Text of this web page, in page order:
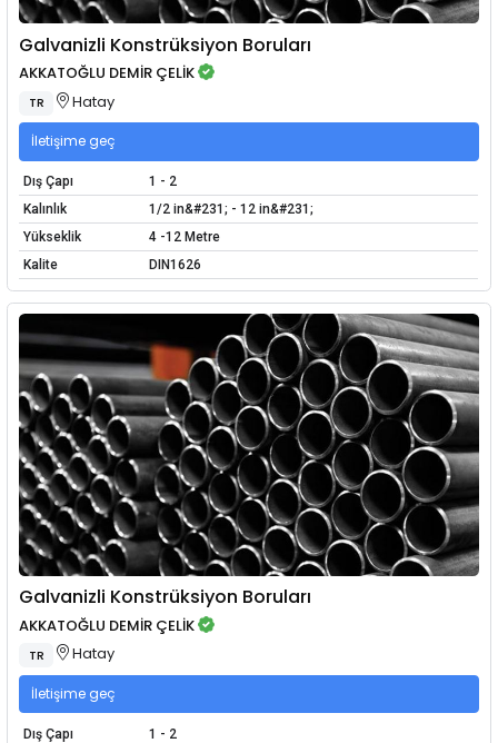
Galvanizli Konstrüksiyon Boruları
AKKATOĞLU DEMİR ÇELİK
TR Hatay
İletişime geç
Dış Çapı
1 - 2
Kalınlık
1/2 in&#231; - 12 in&#231;
Yükseklik
4 -12 Metre
Kalite
DIN1626
Galvanizli Konstrüksiyon Boruları
AKKATOĞLU DEMİR ÇELİK
TR Hatay
İletişime geç
Dış Çapı
1 - 2